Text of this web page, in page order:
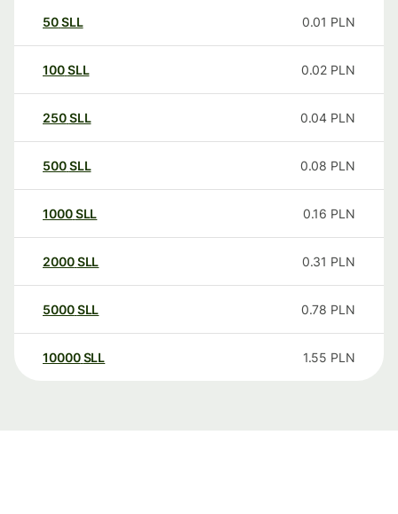
50SLL 0.01 PLN
100SLL 0.02 PLN
250SLL 0.04 PLN
500SLL 0.08 PLN
1000SLL 0.16 PLN
2000SLL 0.31 PLN
5000SLL 0.78 PLN
10000 SLL 1.55 PLN